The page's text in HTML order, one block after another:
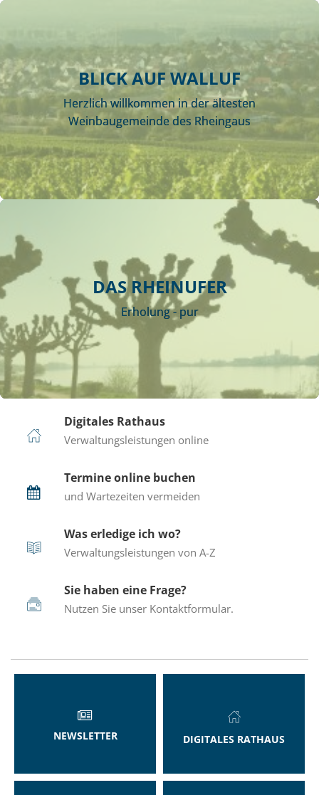
BLICK AUF WALLUF
Herzlich willkommen in der ältesten
Weinbaugemeinde des Rheingaus
DAS RHEINUFER
Erholung - pur
StartseiteDigitales Rathaus
Verwaltungsleistungen online
Termine online buchen
und Wartezeiten vermeiden
Was erledige ich wo?
Verwaltungsleistungen von A-Z
Sie haben eine Frage?
Nutzen Sie unser Kontaktformular.
NEWSLETTER DIGITALES RATHAUS